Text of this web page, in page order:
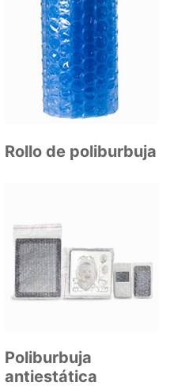
Rollo de poliburbuja
Poliburbuja
antiestática